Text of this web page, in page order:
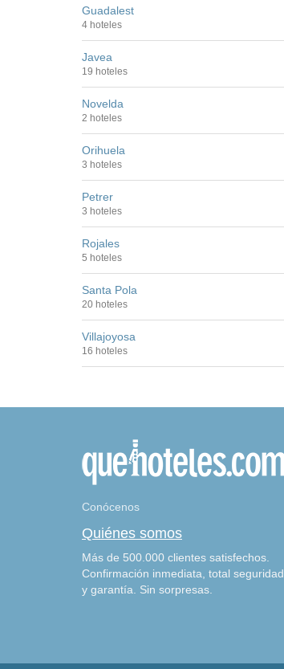
Guadalest
4 hoteles
Javea
19 hoteles
Novelda
2 hoteles
Orihuela
3 hoteles
Petrer
3 hoteles
Rojales
5 hoteles
Santa Pola
20 hoteles
Villajoyosa
16 hoteles
Conócenos
Quiénes somos
Más de 500.000 clientes satisfechos.
Confirmación inmediata, total seguridad
y garantía. Sin sorpresas.